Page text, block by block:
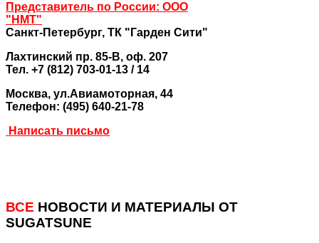
Представитель по России: ООО
"НМТ"
Санкт-Петербург, ТК "Гарден Сити"
Лахтинский пр. 85-В, оф. 207
Тел. +7 (812) 703-01-13 / 14
Москва, ул.Авиамоторная, 44
Телефон: (495) 640-21-78
Написать письмо
ВСЕ НОВОСТИ И МАТЕРИАЛЫ ОТ
SUGATSUNE